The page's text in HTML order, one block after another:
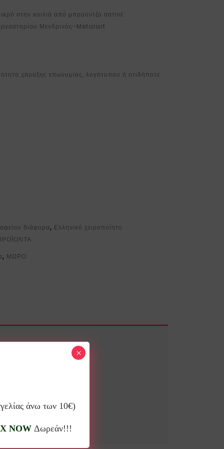
στην κοιλιά από μπρούντζο σατινέ
Μενδρινός-Metalart
χάραξης επωνυμίας, λογότυπου ή οτιδήποτε
διάφορα, Ελληνικό χειροποίητο
, ΜΩΡΟ
άνω των 10€)
NOWΔωρεάν!!!
×